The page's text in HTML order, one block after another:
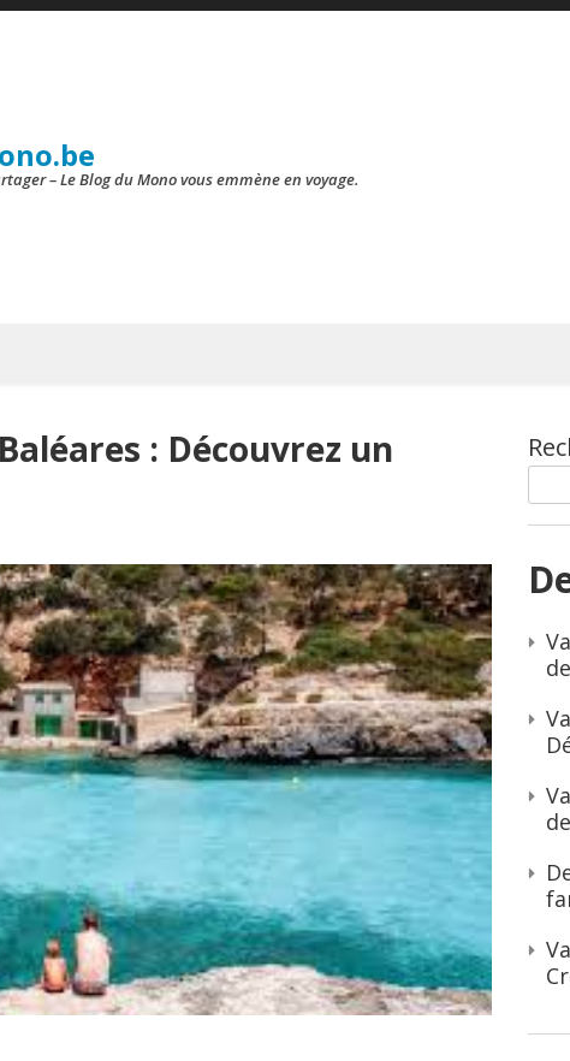
– Le Blog du Mono vous emmène en voyage.
: Découvrez un